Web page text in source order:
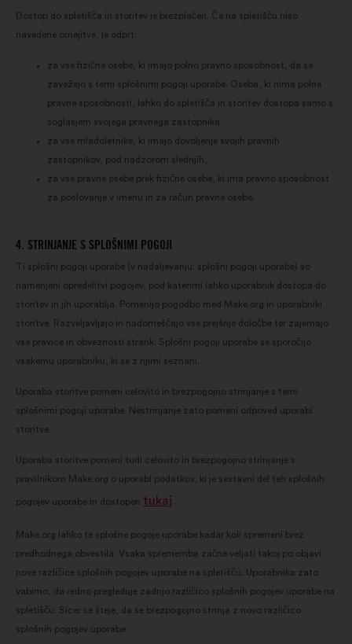
Dostop do spletišča in storitev je brezplačen. Če na spletišču niso
navedene omejitve, je odprt:
za vse fizične osebe, ki imajo polno pravno sposobnost, da se
zavežejo s temi splošnimi pogoji uporabe. Oseba, ki nima polne
pravne sposobnosti, lahko do spletišča in storitev dostopa samo s
soglasjem svojega pravnega zastopnika.
za vse mladoletnike, ki imajo dovoljenje svojih pravnih
zastopnikov, pod nadzorom slednjih,
za vse pravne osebe prek fizične osebe, ki ima pravno sposobnost
za poslovanje v imenu in za račun pravne osebe.
4. STRINJANJE S SPLOŠNIMI POGOJI
Ti splošni pogoji uporabe (v nadaljevanju: splošni pogoji uporabe) so
namenjeni opredelitvi pogojev, pod katerimi lahko uporabnik dostopa do
storitev in jih uporablja. Pomenijo pogodbo med Make.org in uporabniki
storitve. Razveljavljajo in nadomeščajo vse prejšnje določbe ter zajemajo
vse pravice in obveznosti strank. Splošni pogoji uporabe se sporočijo
vsakemu uporabniku, ki se z njimi seznani.
Uporaba storitve pomeni celovito in brezpogojno strinjanje s temi
splošnimi pogoji uporabe. Nestrinjanje zato pomeni odpoved uporabi
storitve.
Uporaba storitve pomeni tudi celovito in brezpogojno strinjanje s
pravilnikom Make.org o uporabi podatkov, ki je sestavni del teh splošnih
pogojev uporabe in dostopen tukaj
Make.org lahko te splošne pogoje uporabe kadar koli spremeni brez
predhodnega obvestila. Vsaka sprememba začne veljati takoj po objavi
nove različice splošnih pogojev uporabe na spletišču. Uporabnika zato
vabimo, da redno pregleduje zadnjo različico splošnih pogojev uporabe na
spletišču. Sicer se šteje, da se brezpogojno strinja z novo različico
splošnih pogojev uporabe.